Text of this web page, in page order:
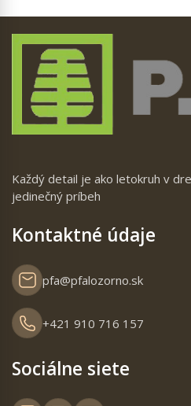
Každý detail je ako letokruh v
jedinečný príbeh
Kontaktné údaje
pfa@pfalozorno.sk
+421 910 716 157
Sociálne siete